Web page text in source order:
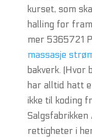
kurset, som
halling for
mer 5365721
massasje
bakverk.
har alltid hatt
ikke til koding
Salgsfabrikken
rettigheter i